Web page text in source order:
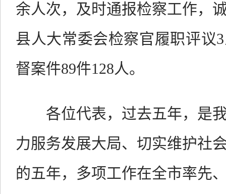
余人次， 及时通报检察工作，
县人大常委会检察官履职评议3
督案件89件128人。
各位代表，过去五年，是
力服务发展大局、切实维护社
的五年，多项工作在全市率先